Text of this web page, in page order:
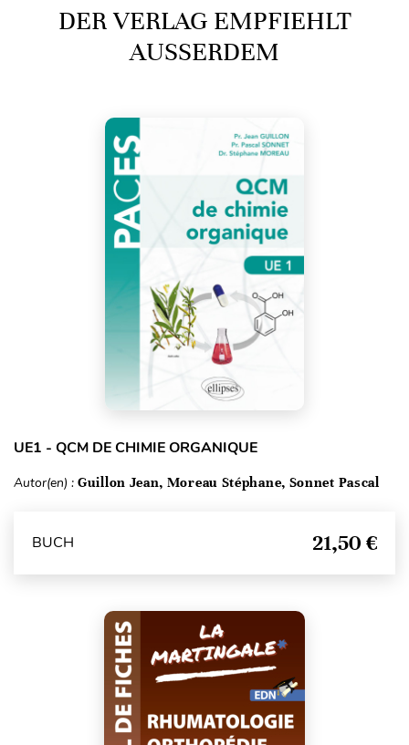
DER VERLAG EMPFIEHLT
AUSSERDEM
UE1 - QCM DE CHIMIE ORGANIQUE
Autor(en) : Guillon Jean, Moreau Stéphane, Sonnet Pascal
BUCH 21,50 €